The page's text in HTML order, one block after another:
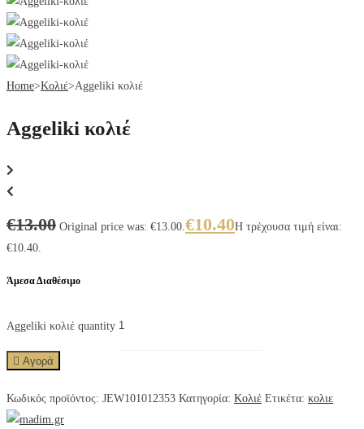
Home>Κολιέ>Aggeliki κολιέ
Aggeliki κολιέ
€13.00 Original price was: €13.00. €10.40Η τρέχουσα τιμή είναι:
€10.40.
Άμεσα Διαθέσιμο
Aggeliki κολιέ quantity
Αγορά
Κωδικός προϊόντος: JEW101012353 Κατηγορία: Κολιέ Ετικέτα: κολιε